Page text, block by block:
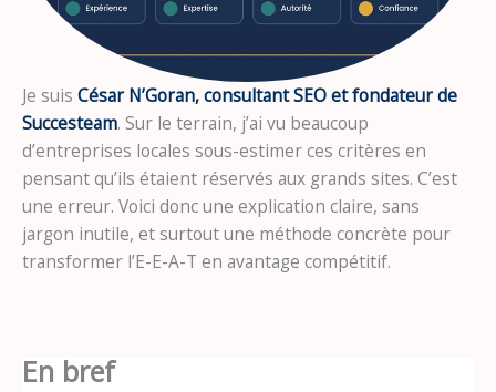
Je suis César N’Goran, consultant SEO et fondateur de
Succesteam. Sur le terrain, j’ai vu beaucoup
d’entreprises locales sous-estimer ces critères en
pensant qu’ils étaient réservés aux grands sites. C’est
une erreur. Voici donc une explication claire, sans
jargon inutile, et surtout une méthode concrète pour
transformer l’E-E-A-T en avantage compétitif.
En bref